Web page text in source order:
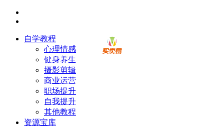
自学教程
心理情感
健身养生
摄影剪辑
商业运营
职场提升
自我提升
其他教程
资源宝库